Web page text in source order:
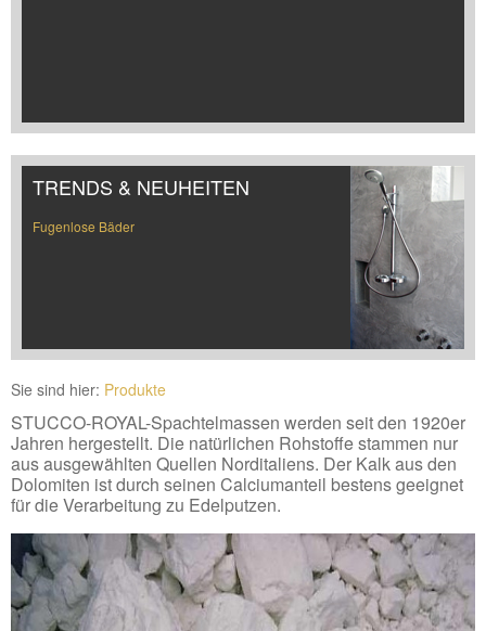
TRENDS & NEUHEITEN
Fugenlose Bäder
Sie sind hier: Produkte
STUCCO-ROYAL-Spachtelmassen werden seit den 1920er
Jahren hergestellt. Die natürlichen Rohstoffe stammen nur
aus ausgewählten Quellen Norditaliens. Der Kalk aus den
Dolomiten ist durch seinen Calciumanteil bestens geeignet
für die Verarbeitung zu Edelputzen.